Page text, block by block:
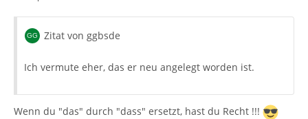
Zitat von ggbsde
Ich vermute eher, das er neu angelegt worden ist.
Wenn du "das" durch "dass" ersetzt, hast du Recht !!!